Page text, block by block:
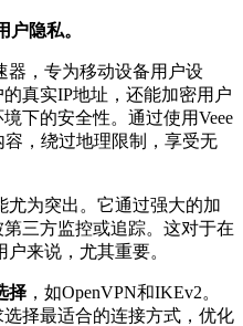
户隐私。
器，专为移动设备用户设
真实IP地址，还能加密用户
下的安全性。通过使用Veee
，绕过地理限制，享受无
尤为突出。它通过强大的加
三方监控或追踪。这对于在
来说，尤其重要。
择 ，如OpenVPN和IKEv2。
择最适合的连接方式，优化